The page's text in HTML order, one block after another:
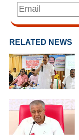
RELATED NEWS